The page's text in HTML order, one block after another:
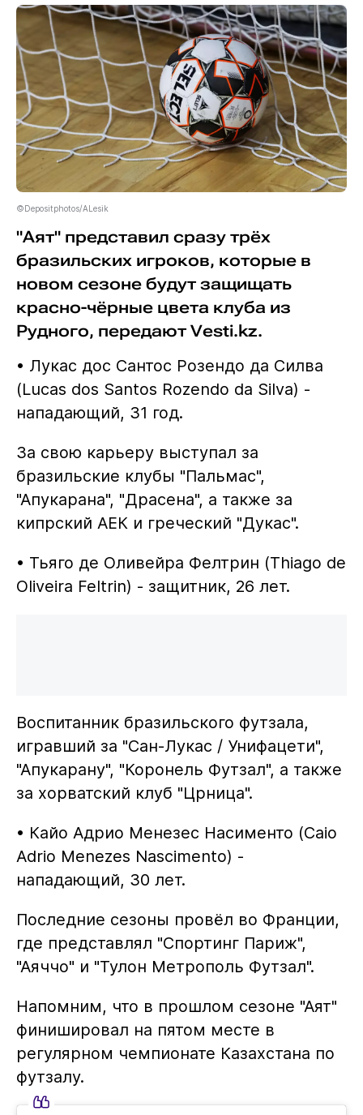
©Depositphotos/ALesik
"Аят" представил сразу трёх
бразильских игроков, которые в
новом сезоне будут защищать
красно-чёрные цвета клуба из
Рудного, передают Vesti.kz.
• Лукас дос Сантос Розендо да Силва
(Lucas dos Santos Rozendo da Silva) -
нападающий, 31 год.
За свою карьеру выступал за
бразильские клубы "Пальмас",
"Апукарана", "Драсена", а также за
кипрский АЕК и греческий "Дукас".
• Тьяго де Оливейра Фелтрин (Thiago de
Oliveira Feltrin) - защитник, 26 лет.
Воспитанник бразильского футзала,
игравший за "Сан-Лукас / Унифацети",
"Апукарану", "Коронель Футзал", а также
за хорватский клуб "Црница".
• Кайо Адрио Менезес Насименто (Caio
Adrio Menezes Nascimento) -
нападающий, 30 лет.
Последние сезоны провёл во Франции,
где представлял "Спортинг Париж",
"Аяччо" и "Тулон Метрополь Футзал".
Напомним, что в прошлом сезоне "Аят"
финишировал на пятом месте в
регулярном чемпионате Казахстана по
футзалу.